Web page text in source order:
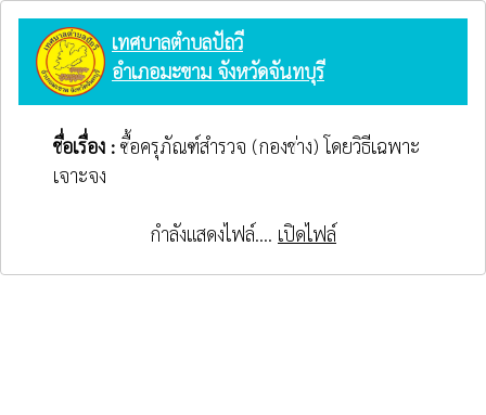
เทศบาลตำบลปัถวี
อำเภอมะขาม จังหวัดจันทบุรี
ชื่อเรื่อง : ซื้อครุภัณฑ์สำรวจ (กองช่าง) โดยวิธีเฉพาะ
เจาะจง
กำลังแสดงไฟล์.... เปิดไฟล์